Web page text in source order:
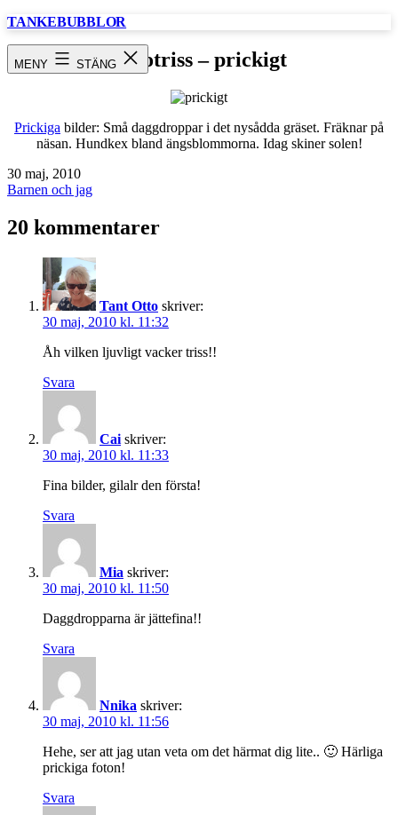
Hoppa
TANKEBUBBLOR
MENY STÄNGFototriss – prickigt
Prickiga bilder: Små daggdroppar i det nysådda gräset. Fräknar på
näsan. Hundkex bland ängsblommorna. Idag skiner solen!
Publicerat
den
30 maj, 2010
Kategoriserat
Barnen och jag
20 kommentarer
Tant Otto skriver:
30 maj, 2010 kl. 11:32
Åh vilken ljuvligt vacker triss!!
Svara
Cai skriver:
30 maj, 2010 kl. 11:33
Fina bilder, gilalr den första!
Svara
Mia skriver:
30 maj, 2010 kl. 11:50
Daggdropparna är jättefina!!
Svara
Nnika skriver:
30 maj, 2010 kl. 11:56
Hehe, ser att jag utan veta om det härmat dig lite.. 🙂 Härliga
prickiga foton!
Svara